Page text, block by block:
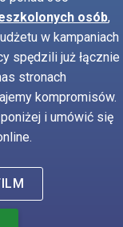
osób,
w kampaniach
spędzili już łącznie
stronach
kompromisów.
i umówić się